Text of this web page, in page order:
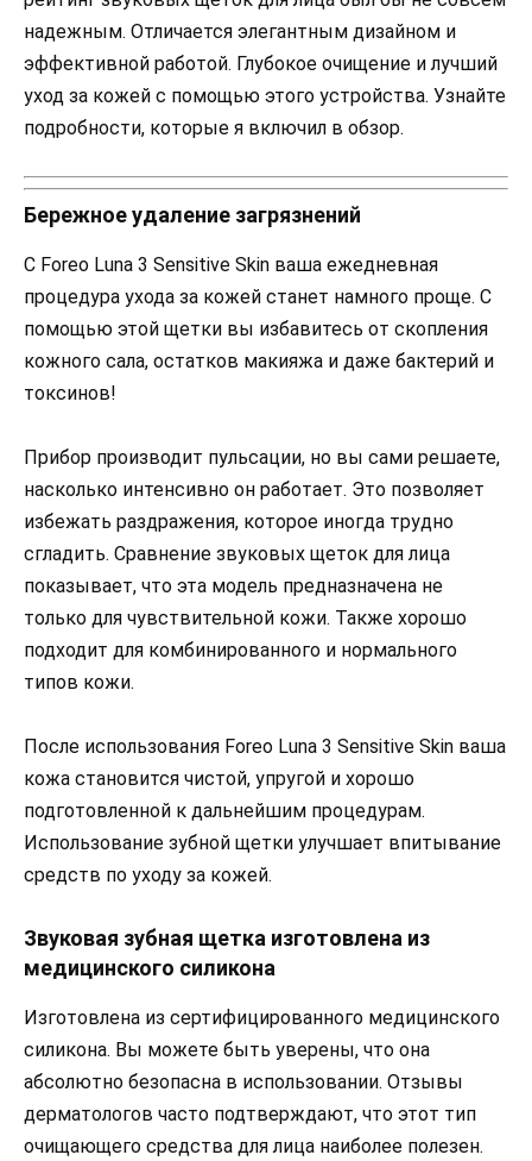
надежным. Отличается элегантным дизайном и
эффективной работой. Глубокое очищение и лучший
уход за кожей с помощью этого устройства. Узнайте
подробности, которые я включил в обзор.
Бережное удаление загрязнений
С Foreo Luna 3 Sensitive Skin ваша ежедневная
процедура ухода за кожей станет намного проще. С
помощью этой щетки вы избавитесь от скопления
кожного сала, остатков макияжа и даже бактерий и
токсинов!
Прибор производит пульсации, но вы сами решаете,
насколько интенсивно он работает. Это позволяет
избежать раздражения, которое иногда трудно
сгладить. Сравнение звуковых щеток для лица
показывает, что эта модель предназначена не
только для чувствительной кожи. Также хорошо
подходит для комбинированного и нормального
типов кожи.
После использования Foreo Luna 3 Sensitive Skin ваша
кожа становится чистой, упругой и хорошо
подготовленной к дальнейшим процедурам.
Использование зубной щетки улучшает впитывание
средств по уходу за кожей.
Звуковая зубная щетка изготовлена из
медицинского силикона
Изготовлена из сертифицированного медицинского
силикона. Вы можете быть уверены, что она
абсолютно безопасна в использовании. Отзывы
дерматологов часто подтверждают, что этот тип
очищающего средства для лица наиболее полезен.